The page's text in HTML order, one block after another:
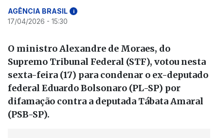
AGÊNCIA BRASIL i
17/04/2026 - 15:30
O ministro Alexandre de Moraes, do
Supremo Tribunal Federal (STF), votou nesta
sexta-feira (17) para condenar o ex-deputado
federal Eduardo Bolsonaro (PL-SP) por
difamação contra a deputada Tábata Amaral
(PSB-SP).